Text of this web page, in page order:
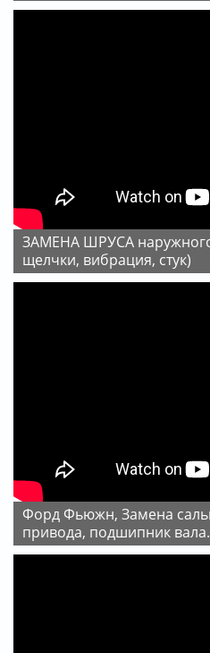
ЗАМЕНА ШРУСА наружного и внутреннего (хруст,
щелчки, вибрация, стук)
Форд Фьюжн, Замена сальника привода, снятие
привода, подшипник вала.